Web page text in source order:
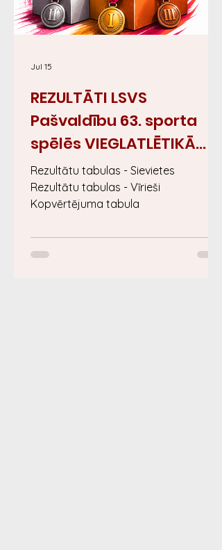
REZULTĀTI LSVS
Pašvaldību 63. sporta
spēlēs VIEGLATLĒTIKĀ
Salaspilī 11.07-12.07.2026
Rezultātu tabulas - Sievietes
Rezultātu tabulas - Vīrieši
Kopvērtējuma tabula
Jul 15